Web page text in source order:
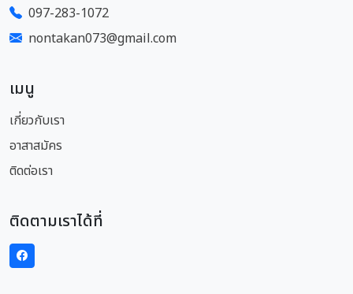
097-283-1072
nontakan073@gmail.com
เมนู
เกี่ยวกับเรา
อาสาสมัคร
ติดต่อเรา
ติดตามเราได้ที่